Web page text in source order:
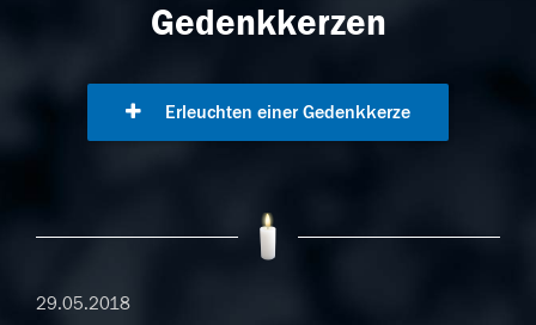
Gedenkkerzen
Erleuchten einer Gedenkkerze
29.05.2018